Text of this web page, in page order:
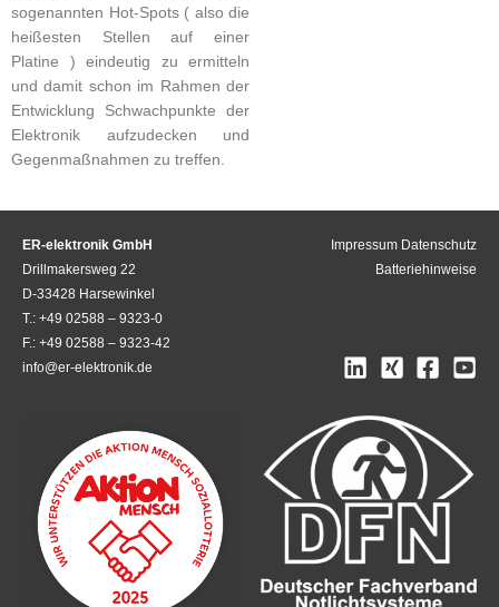
sogenannten Hot-Spots ( also die
heißesten Stellen auf einer
Platine ) eindeutig zu ermitteln
und damit schon im Rahmen der
Entwicklung Schwachpunkte der
Elektronik aufzudecken und
Gegenmaßnahmen zu treffen.
ER-elektronik GmbH
Drillmakersweg 22
D-33428 Harsewinkel
T.: +49 02588 – 9323-0
F.: +49 02588 – 9323-42
info@er-elektronik.de
Impressum Datenschutz
Batteriehinweise